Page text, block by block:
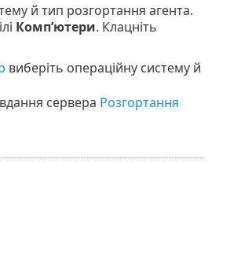
й тип розгортання агента.
Комп’ютери. Клацніть
виберіть операційну систему й
сервера Розгортання